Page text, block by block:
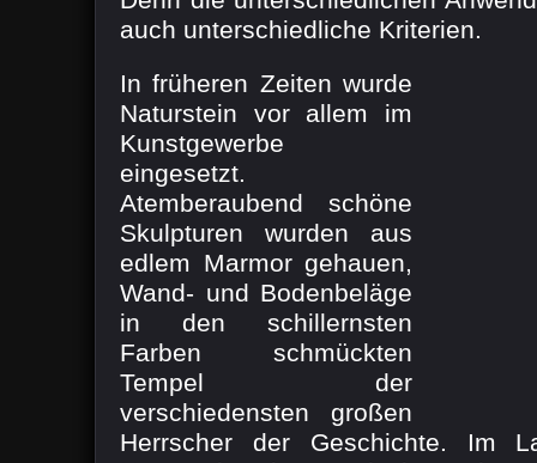
auch unterschiedliche Kriterien.
In früheren Zeiten wurde
Naturstein vor allem im
Kunstgewerbe
eingesetzt.
Atemberaubend schöne
Skulpturen wurden aus
edlem Marmor gehauen,
Wand- und Bodenbeläge
in den schillernsten
Farben schmückten
Tempel der
verschiedensten großen
Herrscher der Geschichte. Im